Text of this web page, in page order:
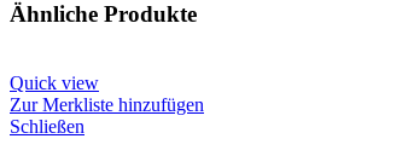
Ähnliche Produkte
Quick view
Zur Merkliste hinzufügen
Schließen